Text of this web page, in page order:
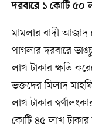
দরবারে ১ কোটি ৫০
মামলার বাদী আজাদ
পাগলার দরবারে
লাখ টাকার ক্ষতি
ভক্তদের মিলাদ
লাখ টাকার
কোটি ৪৫ লাখ টাকার